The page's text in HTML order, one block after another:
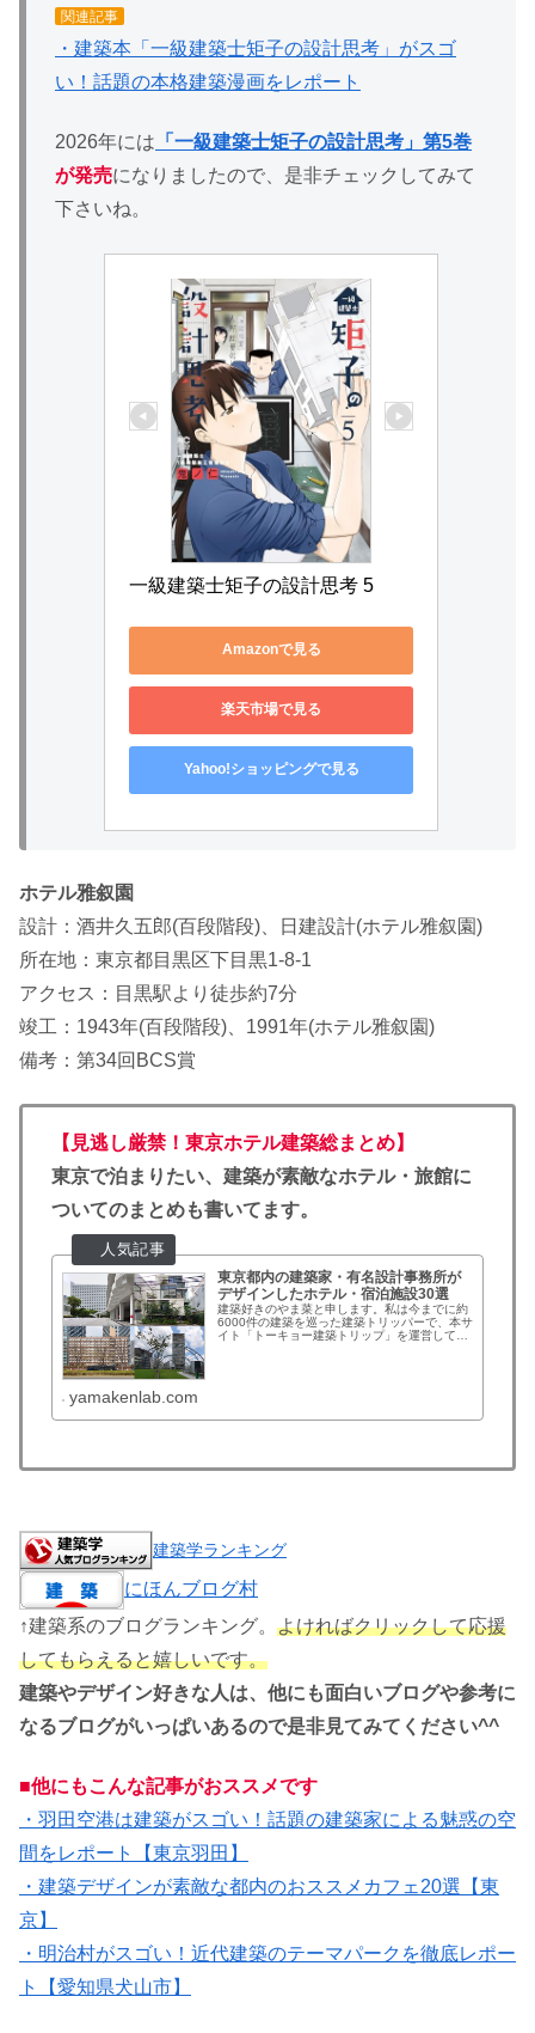
関連記事
・建築本「一級建築士矩子の設計思考」がスゴ
い！話題の本格建築漫画をレポート
2026年には 「一級建築士矩子の設計思考」第5巻
が発売になりましたので、是非チェックしてみて
下さいね。
一級建築士矩子の設計思考 5
Amazonで見る
楽天市場で見る
Yahoo!ショッピングで見る
ホテル雅叙園
設計：酒井久五郎(百段階段)、日建設計(ホテル雅叙園)
所在地：東京都目黒区下目黒1-8-1
アクセス：目黒駅より徒歩約7分
竣工：1943年(百段階段)、1991年(ホテル雅叙園)
備考：第34回BCS賞
【見逃し厳禁！東京ホテル建築総まとめ】
東京で泊まりたい、建築が素敵なホテル・旅館に
ついてのまとめも書いてます。
東京都内の建築家・有名設計事務所が
デザインしたホテル・宿泊施設30選
建築好きのやま菜と申します。私は今までに約
6000件の建築を巡った建築トリッパーで、本サ
イト「トーキョー建築トリップ」を運営してい
yamakenlab.com
建築学ランキング
にほんブログ村
↑建築系のブログランキング。 よければクリックして応援
してもらえると嬉しいです。
建築やデザイン好きな人は、他にも面白いブログや参考に
なるブログがいっぱいあるので是非見てみてください^^
■他にもこんな記事がおススメです
・羽田空港は建築がスゴい！話題の建築家による魅惑の空
間をレポート【東京羽田】
・建築デザインが素敵な都内のおススメカフェ20選【東
京】
・明治村がスゴい！近代建築のテーマパークを徹底レポー
ト【愛知県犬山市】